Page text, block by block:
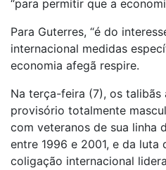
“para permitir que a
Para Guterres, “é do
internacional medidas
economia afegã respire.
Na terça-feira (7), os talibãs
provisório totalmente
com veteranos de sua linha
entre 1996 e 2001, e da luta
coligação internacional